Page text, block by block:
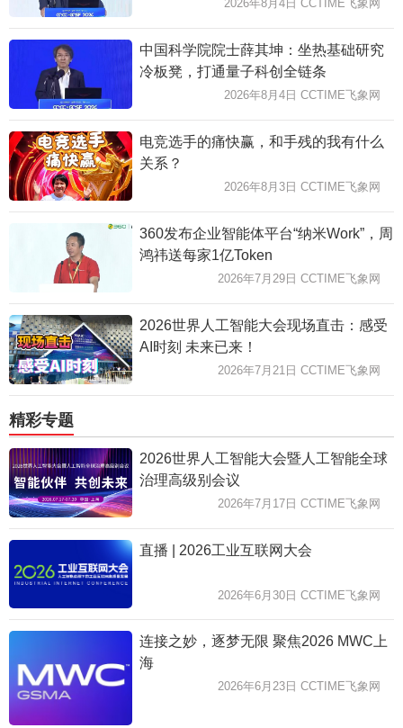
2026年8月4日 CCTIME飞象网
中国科学院院士薛其坤：坐热基础研究
冷板凳，打通量子科创全链条
2026年8月4日 CCTIME飞象网
电竞选手的痛快赢，和手残的我有什么
关系？
2026年8月3日 CCTIME飞象网
360发布企业智能体平台“纳米Work”，周
鸿祎送每家1亿Token
2026年7月29日 CCTIME飞象网
2026世界人工智能大会现场直击：感受
AI时刻 未来已来！
2026年7月21日 CCTIME飞象网
精彩专题
2026世界人工智能大会暨人工智能全球
治理高级别会议
2026年7月17日 CCTIME飞象网
直播 | 2026工业互联网大会
2026年6月30日 CCTIME飞象网
连接之妙，逐梦无限 聚焦2026 MWC上
海
2026年6月23日 CCTIME飞象网